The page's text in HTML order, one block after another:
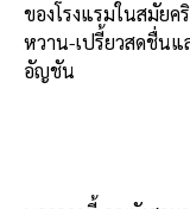
ของโรงแรมในสมัยค
หวาน-เปรี้ยวสดชื่นแ
อัญชัน